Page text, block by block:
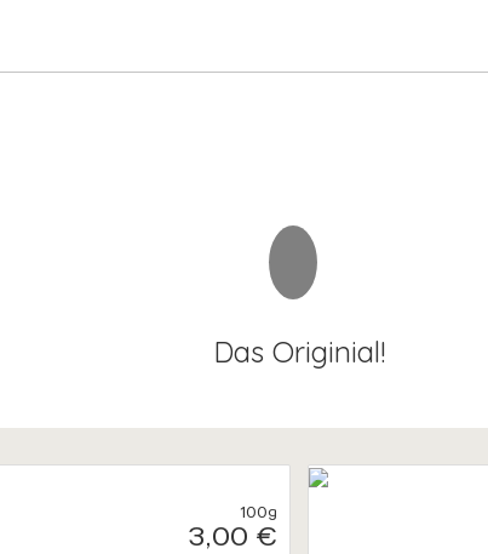
Das Originial!
100g
3,00 €